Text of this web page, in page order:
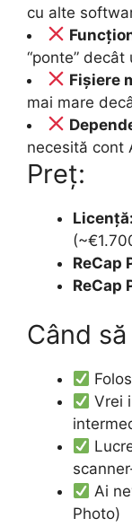
cu alte
“ponte”
Fișiere
mai mare
necesită cont
Preț:
Licență:
ReCap
ReCap
Când
Vrei
Ai
Photo)